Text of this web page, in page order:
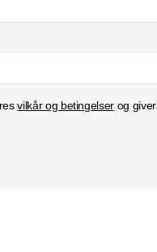
vilkår og betingelser og giver